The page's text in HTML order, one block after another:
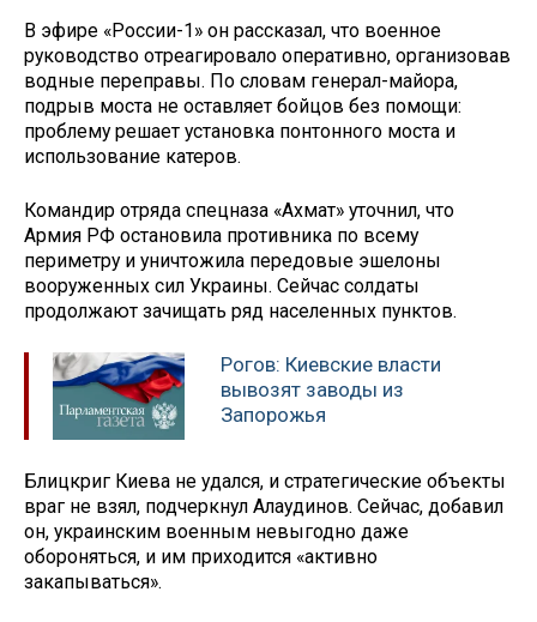
В эфире «России-1» он рассказал, что военное
руководство отреагировало оперативно, организовав
водные переправы. По словам генерал-майора,
подрыв моста не оставляет бойцов без помощи:
проблему решает установка понтонного моста и
использование катеров.
Командир отряда спецназа «Ахмат» уточнил, что
Армия РФ остановила противника по всему
периметру и уничтожила передовые эшелоны
вооруженных сил Украины. Сейчас солдаты
продолжают зачищать ряд населенных пунктов.
Рогов: Киевские власти
вывозят заводы из
Запорожья
Блицкриг Киева не удался, и стратегические объекты
враг не взял, подчеркнул Алаудинов. Сейчас, добавил
он, украинским военным невыгодно даже
обороняться, и им приходится «активно
закапываться».